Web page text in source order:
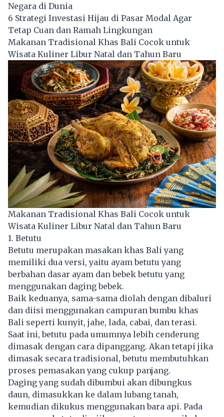
Negara di Dunia
6 Strategi Investasi Hijau di Pasar Modal Agar
Tetap Cuan dan Ramah Lingkungan
Makanan Tradisional Khas Bali Cocok untuk
Wisata Kuliner Libur Natal dan Tahun Baru
Makanan Tradisional Khas Bali Cocok untuk
Wisata Kuliner Libur Natal dan Tahun Baru
1. Betutu
Betutu merupakan masakan khas Bali yang
memiliki dua versi, yaitu ayam betutu yang
berbahan dasar ayam dan bebek betutu yang
menggunakan daging bebek.
Baik keduanya, sama-sama diolah dengan dibaluri
dan diisi menggunakan campuran bumbu khas
Bali seperti kunyit, jahe, lada, cabai, dan terasi.
Saat ini, betutu pada umumnya lebih cenderung
dimasak dengan cara dipanggang. Akan tetapi jika
dimasak secara tradisional, betutu membutuhkan
proses pemasakan yang cukup panjang.
Daging yang sudah dibumbui akan dibungkus
daun, dimasukkan ke dalam lubang tanah,
kemudian dikukus menggunakan bara api. Pada